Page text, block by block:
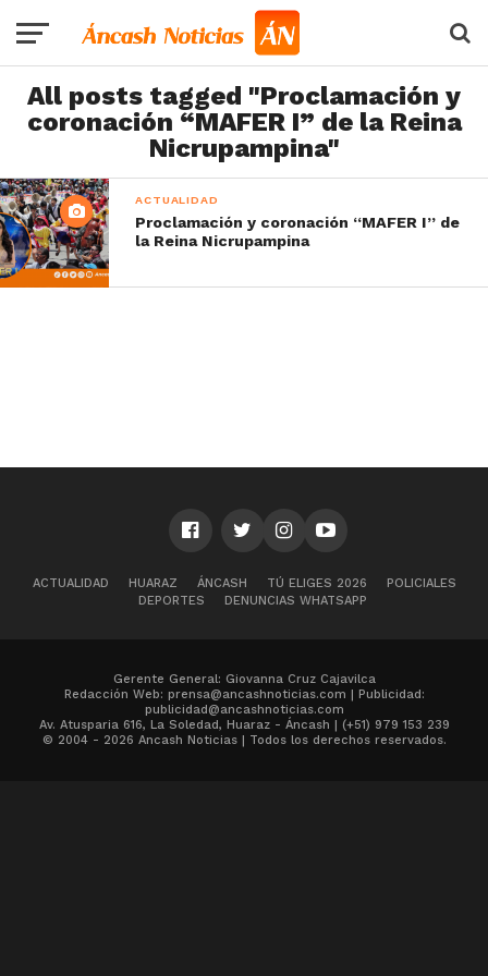
All posts tagged "Proclamación y
coronación “MAFER I” de la Reina
Nicrupampina"
ACTUALIDAD
Proclamación y coronación “MAFER I” de
la Reina Nicrupampina
ACTUALIDAD HUARAZ ÁNCASH TÚ ELIGES 2026
POLICIALES
DEPORTES
DENUNCIAS WHATSAPP
Gerente General: Giovanna Cruz Cajavilca
Redacción Web: prensa@ancashnoticias.com | Publicidad:
publicidad@ancashnoticias.com
Av. Atusparia 616, La Soledad, Huaraz - Áncash | (+51) 979 153 239
© 2004 - 2026 Ancash Noticias | Todos los derechos reservados.